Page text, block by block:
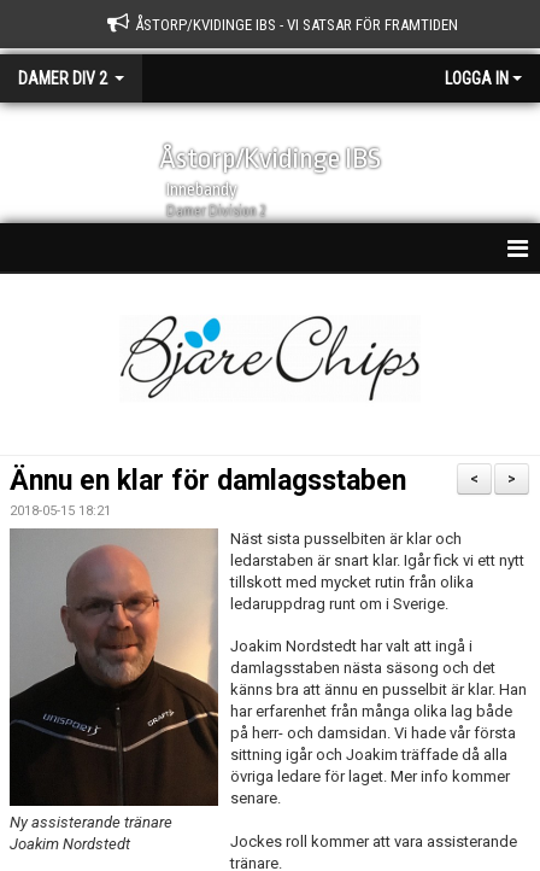
ÅSTORP/KVIDINGE IBS - VI SATSAR FÖR FRAMTIDEN
DAMER DIV 2 LOGGA IN
Åstorp/Kvidinge IBS
Innebandy
Damer Division 2
BILDGALLERI
DOKUMENT
KONTAKT
MATCHER
SERIETABELL
>
<
Ännu en klar för damlagsstaben
2018-05-15 18:21
Ny assisterande tränare
Joakim Nordstedt
Näst sista pusselbiten är klar och
ledarstaben är snart klar. Igår fick vi ett nytt
tillskott med mycket rutin från olika
ledaruppdrag runt om i Sverige.
Joakim Nordstedt har valt att ingå i
damlagsstaben nästa säsong och det
känns bra att ännu en pusselbit är klar. Han
har erfarenhet från många olika lag både
på herr- och damsidan. Vi hade vår första
sittning igår och Joakim träffade då alla
övriga ledare för laget. Mer info kommer
senare.
Jockes roll kommer att vara assisterande
tränare.